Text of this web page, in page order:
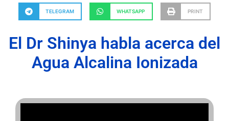
TELEGRAM WHATSAPP PRINT
El Dr Shinya habla acerca del
Agua Alcalina Ionizada